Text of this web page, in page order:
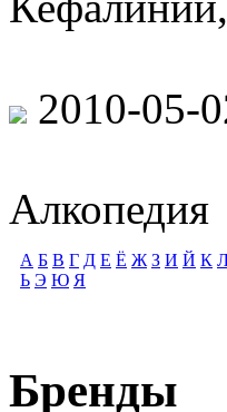
2010-05-
Алкопедия
А Б В Г Д Е Ё Ж З И Й К
Ь Э Ю Я
Бренды